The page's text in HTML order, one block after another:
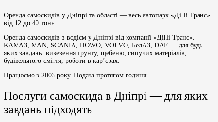
Оренда самоскидів у Дніпрі та області — весь автопарк «ДіПі Транс»
від 12 до 40 тонн.
Оренда самоскидів з водієм у Дніпрі від компанії «ДіПі Транс».
КАМАЗ, MAN, SCANIA, HOWO, VOLVO, БелАЗ, DAF — для будь-
яких завдань: вивезення ґрунту, щебеню, сипучих матеріалів,
будівельного сміття, роботи в кар’єрах.
Працюємо з 2003 року. Подача протягом години.
Послуги самоскида в Дніпрі — для яких
завдань підходять